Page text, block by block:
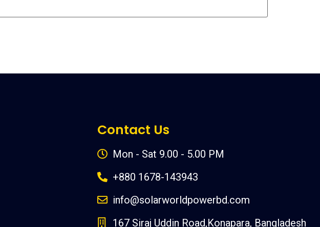
Contact Us
Mon - Sat 9.00 - 5.00 PM
+880 1678-143943
info@solarworldpowerbd.com
167 Siraj Uddin Road,Konapara, Bangladesh